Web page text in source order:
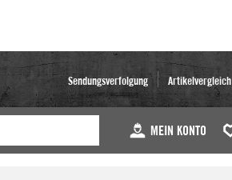
Sendungsverfolgung Artikelvergleich
MEIN KONTO